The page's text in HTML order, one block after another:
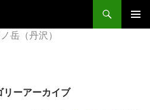
岳（丹沢）
リーアーカイブ